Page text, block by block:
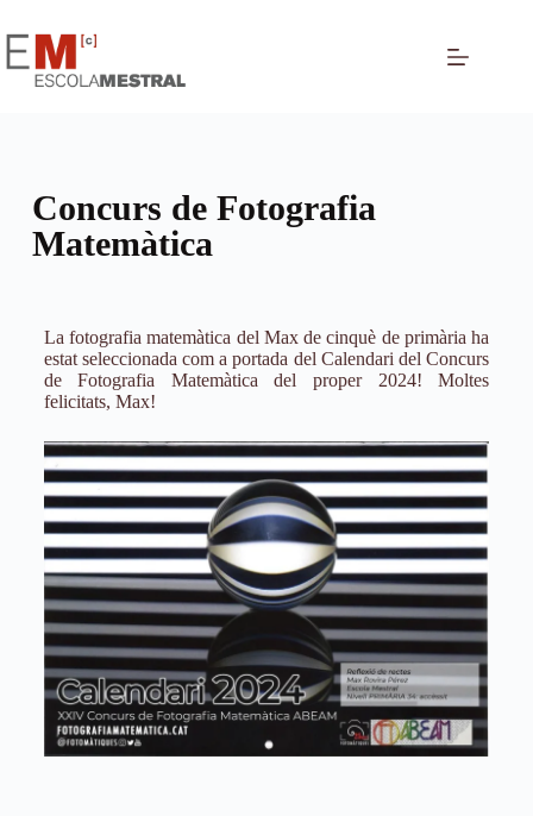
Concurs de Fotografia
Matemàtica
La fotografia matemàtica del Max de cinquè de primària ha
estat seleccionada com a portada del Calendari del Concurs
de Fotografia Matemàtica del proper 2024! Moltes
felicitats, Max!